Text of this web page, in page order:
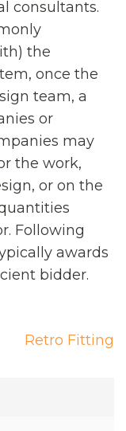
consultants.
the
once the
team, a
or
may
the work,
or on the
Following
awards
bidder.
Retro Fitting